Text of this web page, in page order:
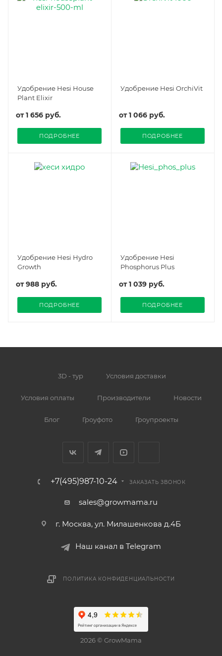
Удобрение Hesi House
Plant Elixir
от1 656 руб.
ПОДРОБНЕЕ
Удобрение Hesi OrchiVit
от1 066 руб.
ПОДРОБНЕЕ
Удобрение Hesi Hydro
Growth
от988 руб.
ПОДРОБНЕЕ
Удобрение Hesi
Phosphorus Plus
от1 039 руб.
ПОДРОБНЕЕ
3D - тур Условия доставки
Условия оплаты Производители Новости
Блог Гроуфото Гроупроекты
+7(495)987-10-24 ЗАКАЗАТЬ ЗВОНОК
sales@growmama.ru
г. Москва, ул. Милашенкова д.4Б
Наш канал в Telegram
ПОЛИТИКА КОНФИДЕНЦИАЛЬНОСТИ
2026 © GrowMama